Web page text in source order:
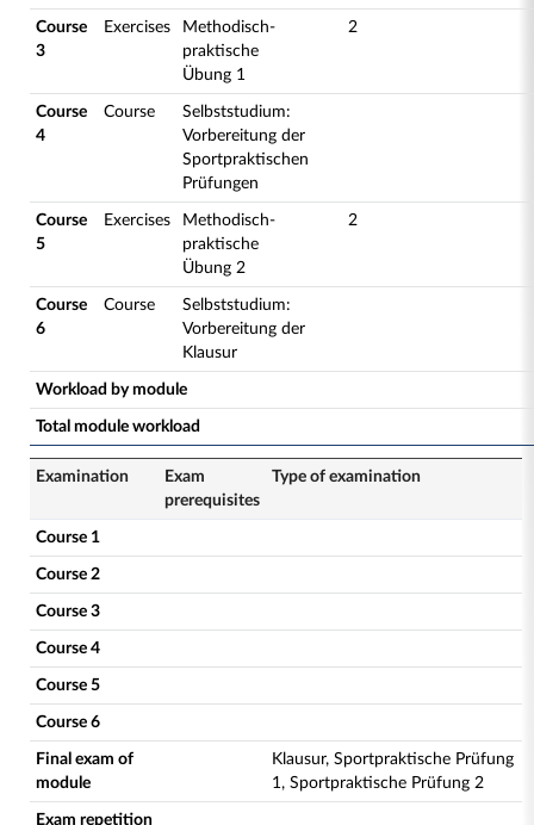
Course
3
Exercises
Methodisch-
praktische
Übung 1
2
Course
4
Course
Selbststudium:
Vorbereitung der
Sportpraktischen
Prüfungen
Course
5
Exercises
Methodisch-
praktische
Übung 2
2
Course
6
Course
Selbststudium:
Vorbereitung der
Klausur
Workload by module
Total module workload
Examination
Exam
prerequisites
Type of examination
Course 1
Course 2
Course 3
Course 4
Course 5
Course 6
Final exam of
module
Klausur, Sportpraktische Prüfung
1, Sportpraktische Prüfung 2
Exam repetition